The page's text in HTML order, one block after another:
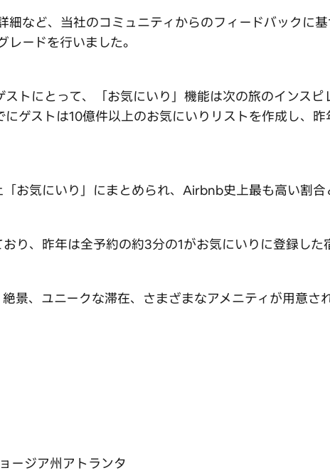
など、当社のコミュニティからのフィードバックに
ードを行いました。
トにとって、「お気にいり」機能は次の旅のインスピ
ゲストは10億件以上のお気にいりリストを作成し、
気にいり」にまとめられ、Airbnb史上最も高い割合
り、昨年は全予約の約3分の1がお気にいりに登録した
景、ユニークな滞在、さまざまなアメニティが用意さ
ジア州アトランタ